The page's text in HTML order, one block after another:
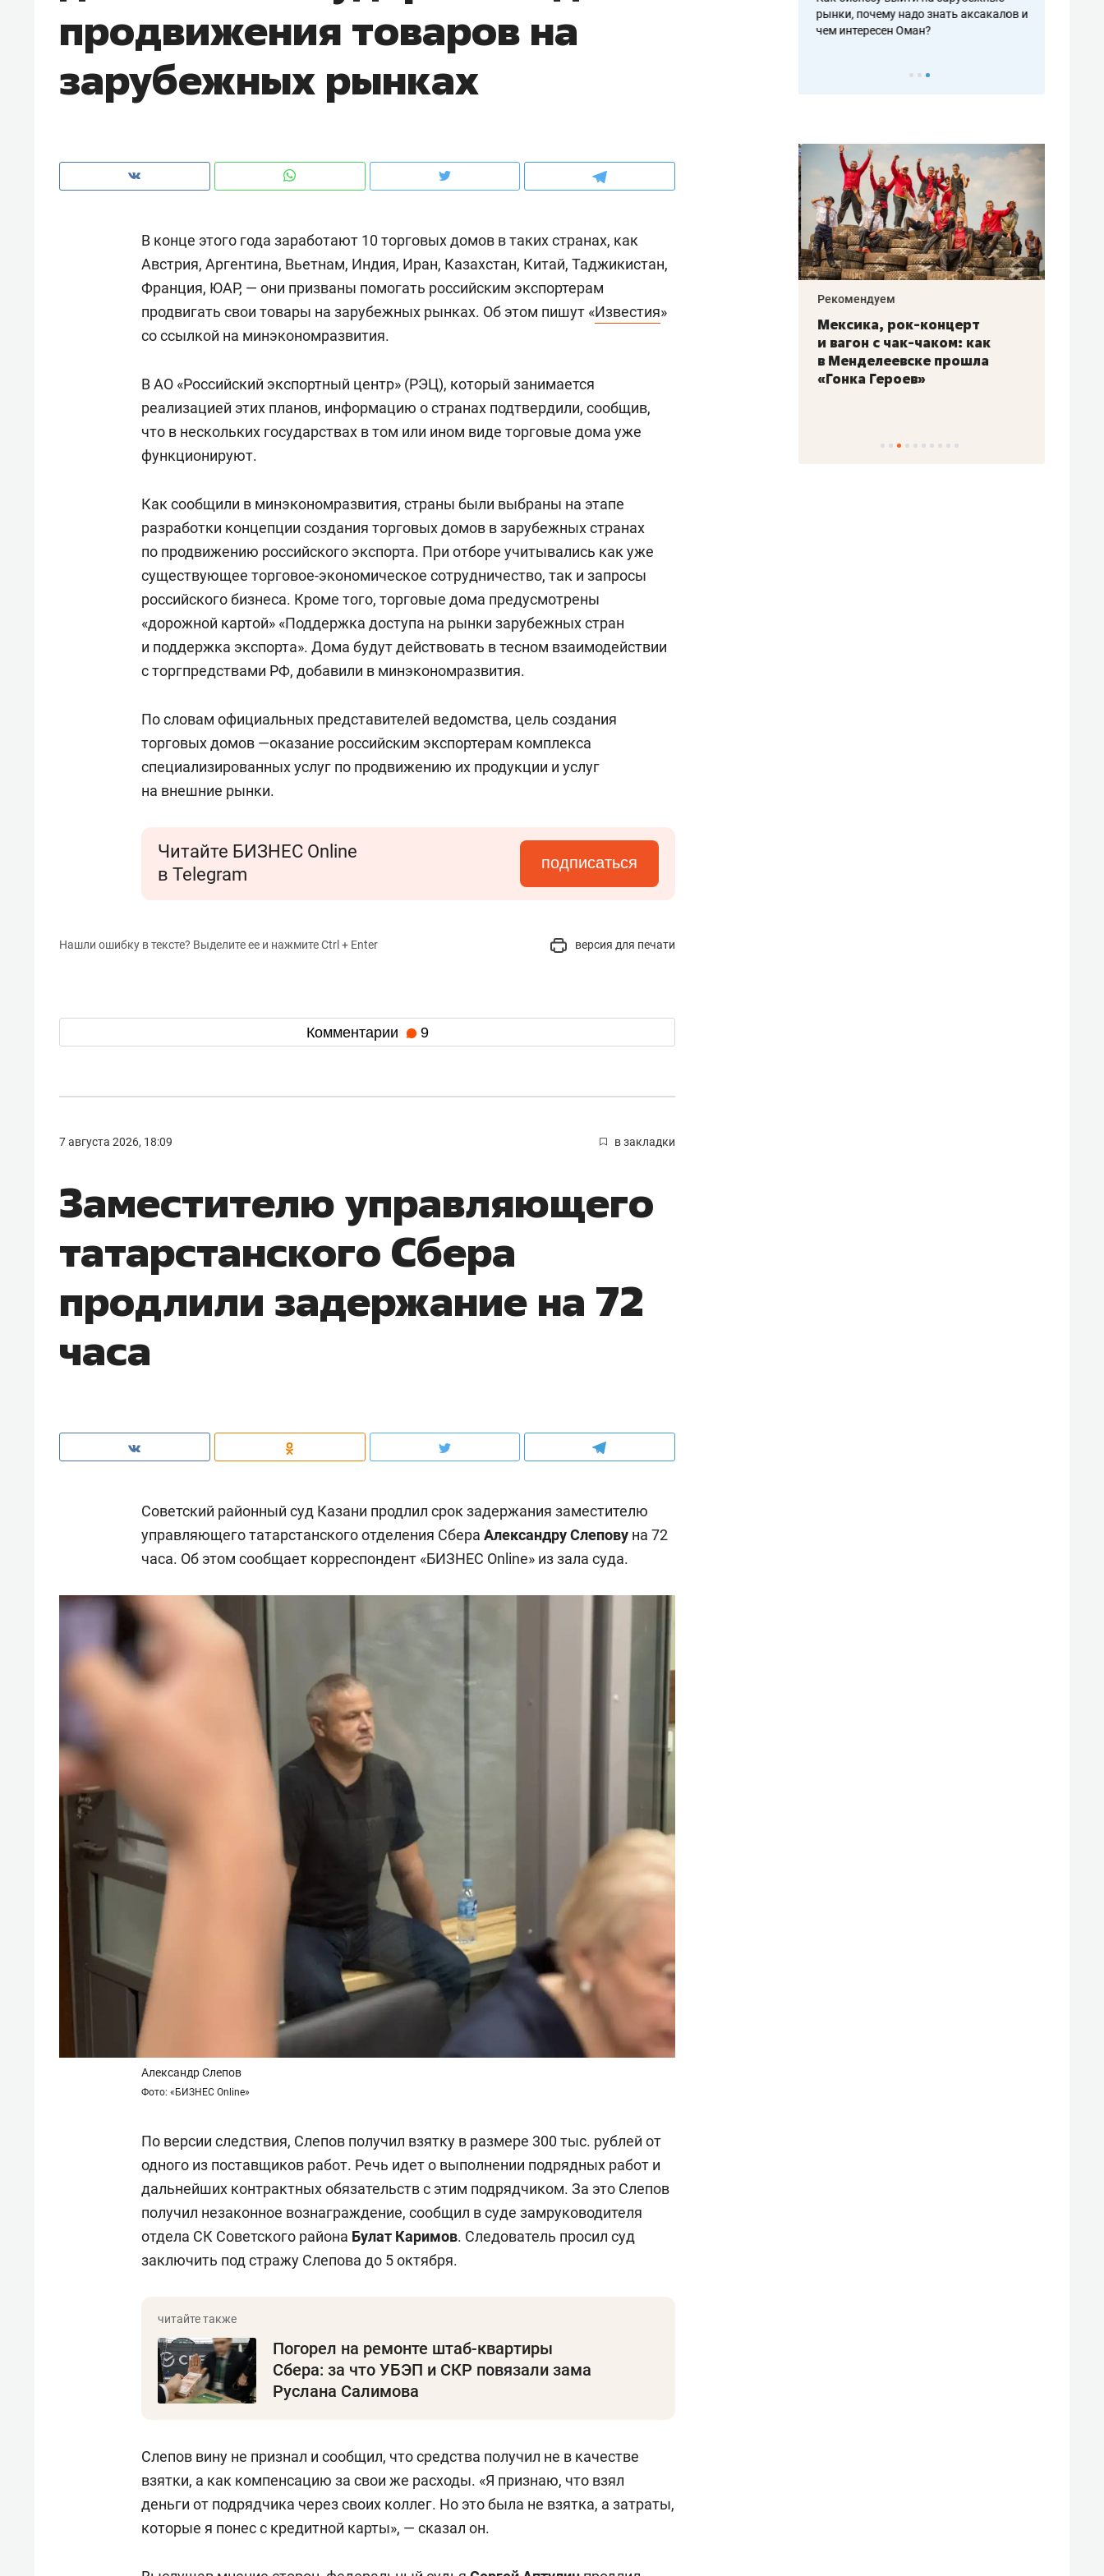
продвижения товаров на
зарубежных рынках
В конце этого года заработают 10 торговых домов в таких странах, как
Австрия, Аргентина, Вьетнам, Индия, Иран, Казахстан, Китай, Таджикистан,
Франция, ЮАР, — они призваны помогать российским экспортерам
продвигать свои товары на зарубежных рынках. Об этом пишут «Известия»
со ссылкой на минэкономразвития.
В АО «Российский экспортный центр» (РЭЦ), который занимается
реализацией этих планов, информацию о странах подтвердили, сообщив,
что в нескольких государствах в том или ином виде торговые дома уже
функционируют.
Как сообщили в минэкономразвития, страны были выбраны на этапе
разработки концепции создания торговых домов в зарубежных странах
по продвижению российского экспорта. При отборе учитывались как уже
существующее торговое-экономическое сотрудничество, так и запросы
российского бизнеса. Кроме того, торговые дома предусмотрены
«дорожной картой» «Поддержка доступа на рынки зарубежных стран
и поддержка экспорта». Дома будут действовать в тесном взаимодействии
с торгпредствами РФ, добавили в минэкономразвития.
По словам официальных представителей ведомства, цель создания
торговых домов —оказание российским экспортерам комплекса
специализированных услуг по продвижению их продукции и услуг
на внешние рынки.
Читайте БИЗНЕС Online
в Telegram
подписаться
Нашли ошибку в тексте? Выделите ее и нажмите Ctrl + Enter версия для печати
Комментарии 9
7 августа 2026, 18:09 в закладки
Заместителю управляющего
татарстанского Сбера
продлили задержание на 72
часа
Советский районный суд Казани продлил срок задержания заместителю
управляющего татарстанского отделения Сбера Александру Слепову на 72
часа. Об этом сообщает корреспондент «БИЗНЕС Online» из зала суда.
Александр Слепов
Фото: «БИЗНЕС Online»
По версии следствия, Слепов получил взятку в размере 300 тыс. рублей от
одного из поставщиков работ. Речь идет о выполнении подрядных работ и
дальнейших контрактных обязательств с этим подрядчиком. За это Слепов
получил незаконное вознаграждение, сообщил в суде замруководителя
отдела СК Советского района Булат Каримов. Следователь просил суд
заключить под стражу Слепова до 5 октября.
Погорел на ремонте штаб-квартиры
Сбера: за что УБЭП и СКР повязали зама
Руслана Салимова
Слепов вину не признал и сообщил, что средства получил не в качестве
взятки, а как компенсацию за свои же расходы. «Я признаю, что взял
деньги от подрядчика через своих коллег. Но это была не взятка, а затраты,
которые я понес с кредитной карты», — сказал он.
чем интересен Оман?
клиентах и чудных запросах мастеров
рынки, почему надо знать аксакалов и
чем интересен Оман?
Как ГК «МИР ГРУПП» и ВТБ
создают оазис жилого
150 камер до квартиры и Face
ID вместо ключа: какой будет
Рекомендуем
Опыт выживания в дикой
состоянием как основа
Рекомендуем
Мексика, рок-концерт
и вагон с чак-чаком: как
в Менделеевске прошла
«Гонка Героев»